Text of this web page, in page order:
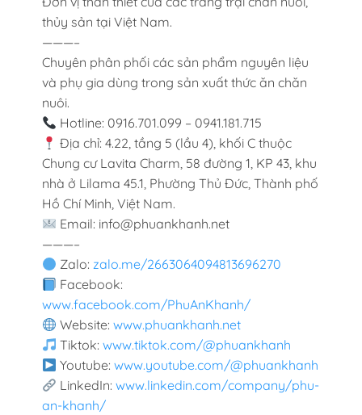
thủy sản tại Việt Nam.
———–
Chuyên phân phối các sản phẩm nguyên liệu
và phụ gia dùng trong sản xuất thức ăn chăn
nuôi.
Hotline: 0916.701.099 – 0941.181.715
Địa chỉ: 4.22, tầng 5 (lầu 4), khối C thuộc
Chung cư Lavita Charm, 58 đường 1, KP 43, khu
nhà ở Lilama 45.1, Phường Thủ Đức, Thành phố
Hồ Chí Minh, Việt Nam.
Email: info@phuankhanh.net
———–
Zalo:zalo.me/2663064094813696270
Facebook:
www.facebook.com/PhuAnKhanh/
Website:www.phuankhanh.net
Tiktok:www.tiktok.com/@phuankhanh
Youtube:www.youtube.com/@phuankhanh
LinkedIn:www.linkedin.com/company/phu-
an-khanh/